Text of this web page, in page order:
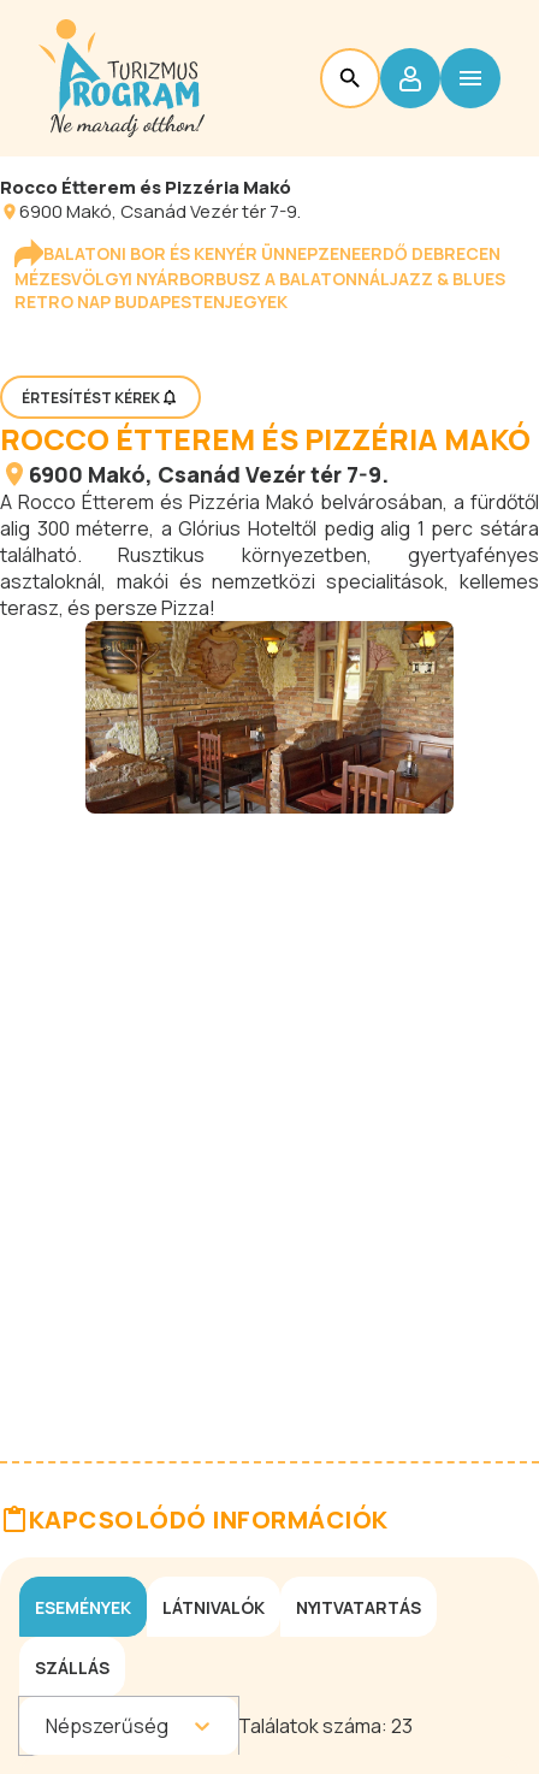
Rocco Étterem és Pizzéria Makó
6900Makó, Csanád Vezér tér 7-9.
BALATONI BOR ÉS KENYÉR ÜNNEPZENEERDŐ DEBRECEN
MÉZESVÖLGYI NYÁRBORBUSZ A BALATONNÁLJAZZ & BLUES
RETRO NAP BUDAPESTENJEGYEK
ÉRTESÍTÉST KÉREK
ROCCO ÉTTEREM ÉS PIZZÉRIA MAKÓ
6900 Makó, Csanád Vezér tér 7-9.
A Rocco Étterem és Pizzéria Makó belvárosában, a fürdőtől
alig 300 méterre, a Glórius Hoteltől pedig alig 1 perc sétára
található. Rusztikus környezetben, gyertyafényes
asztaloknál, makói és nemzetközi specialitások, kellemes
terasz, és persze Pizza!
KAPCSOLÓDÓ INFORMÁCIÓK
ESEMÉNYEK LÁTNIVALÓK NYITVATARTÁS
SZÁLLÁS
Népszerűség Találatok száma: 23